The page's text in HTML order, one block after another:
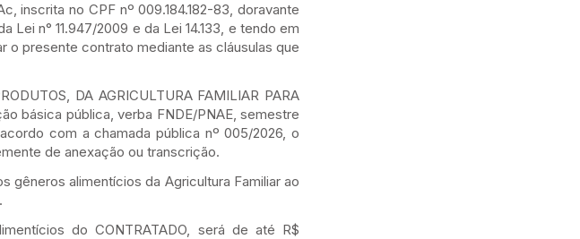
inscrita no CPF nº 009.184.182-83, doravante
n° 11.947/2009 e da Lei 14.133, e tendo em
o presente contrato mediante as cláusulas que
DA AGRICULTURA FAMILIAR PARA
básica pública, verba FNDE/PNAE, semestre
com a chamada pública nº 005/2026, o
de anexação ou transcrição.
gêneros alimentícios da Agricultura Familiar ao
do CONTRATADO, será de até R$